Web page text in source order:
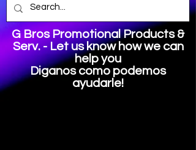
G Bros Promotional Products &
Serv. - Let us know how we can
help you
Diganos como podemos
ayudarle!